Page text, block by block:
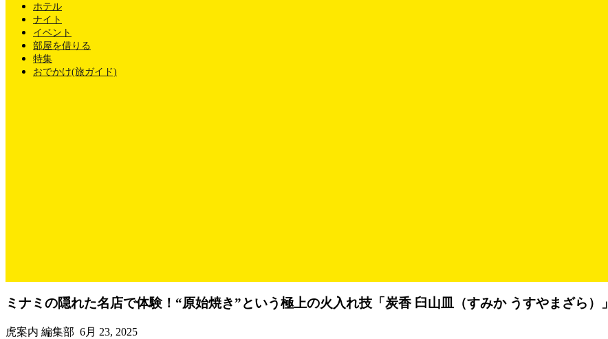
ホテル
ナイト
イベント
部屋を借りる
特集
おでかけ(旅ガイド)
ミナミの隠れた名店で体験！“原始焼き”という極上の火入れ技「炭香 臼山皿（すみか うすやまざら）」
虎案内 編集部 6月 23, 2025